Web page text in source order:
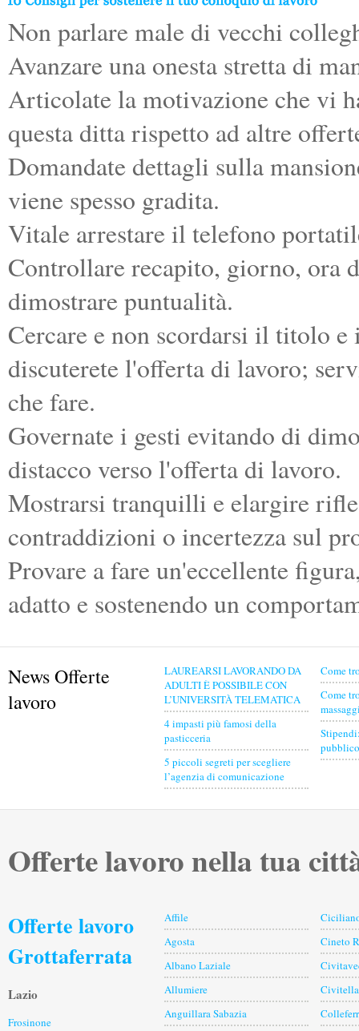
Non parlare male di vecchi
Avanzare una onesta stretta di
Articolate la motivazione che vi
questa ditta rispetto ad altre
Domandate dettagli sulla
viene spesso gradita.
Vitale arrestare il telefono
Controllare recapito, giorno, ora
dimostrare puntualità.
Cercare e non scordarsi il titolo
discuterete l'offerta di lavoro;
che fare.
Governate i gesti evitando di
distacco verso l'offerta di lavoro.
Mostrarsi tranquilli e elargire
contraddizioni o incertezza sul
Provare a fare un'eccellente
adatto e sostenendo un
News Offerte
lavoro
LAUREARSI LAVORANDO DA
ADULTI È POSSIBILE CON
L’UNIVERSITÀ TELEMATICA
4 impasti più famosi della
pasticceria
5 piccoli segreti per scegliere
l’agenzia di comunicazione
Come
Come
Offerte lavoro nella tua
Offerte lavoro
Grottaferrata
Lazio
Frosinone
Affile
Agosta
Albano Laziale
Allumiere
Anguillara Sabazia
Cineto
Civitella